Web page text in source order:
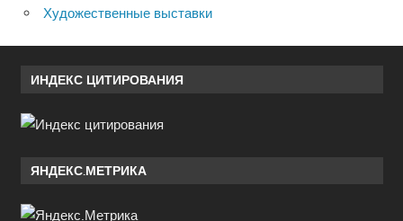
Художественные выставки
ИНДЕКС ЦИТИРОВАНИЯ
ЯНДЕКС.МЕТРИКА